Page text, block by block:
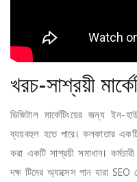
খরচ-সাশ্রয়ী
ডিজিটাল মার্কেটিংয়ের জন্য
ব্যয়বহুল হতে পারে। কলকাতার একটি
করা একটি সাশ্রয়ী সমাধান।
দক্ষ টিমের অ্যাক্সেস পান যারা